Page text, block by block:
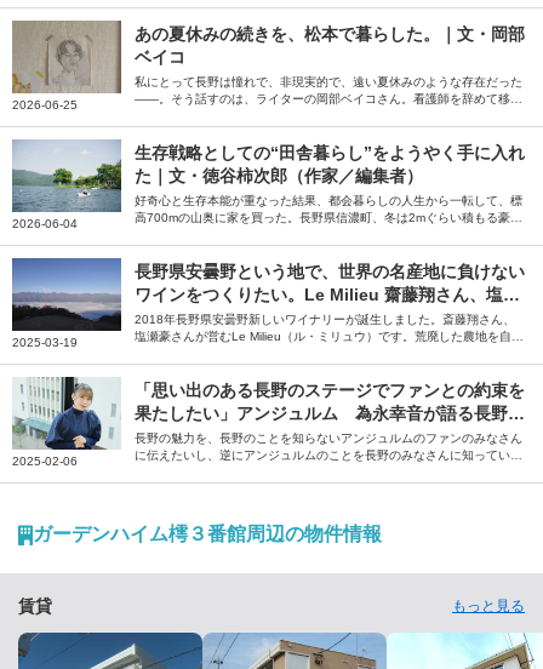
2026-06-25
あの夏休みの続きを、松本で暮らした。｜文・岡部
ベイコ
私にとって長野は憧れで、非現実的で、遠い夏休みのような存在だった
――。そう話すのは、ライターの岡部ベイコさん。看護師を辞めて移住
2026-06-04
生存戦略としての“田舎暮らし”をようやく手に入れ
た｜文・徳谷柿次郎（作家／編集者）
好奇心と生存本能が重なった結果、都会暮らしの人生から一転して、標
高700mの山奥に家を買った。長野県信濃町、冬は2mぐらい積もる豪雪
舎暮らしについて綴っていただきました。
2025-03-19
長野県安曇野という地で、世界の名産地に負けない
ワインをつくりたい。Le Milieu 齋藤翔さん、塩瀬
豪さん【ジモトグラフィー】
2018年長野県安曇野新しいワイナリーが誕生しました。斎藤翔さん、
塩瀬豪さんが営むLe Milieu（ル・ミリュウ）です。荒廃した農地を自分
理想の暮らしがかなう安曇野の魅力について、斎藤さん、塩瀬さんに伺
いました。
2025-02-06
「思い出のある長野のステージでファンとの約束を
果たしたい」アンジュルム 為永幸音が語る長野の
魅力
長野の魅力を、長野のことを知らないアンジュルムのファンのみなさん
に伝えたいし、逆にアンジュルムのことを長野のみなさんに知っていた
ガーデンハイム樗３番館周辺の物件情報
賃貸 もっと見る